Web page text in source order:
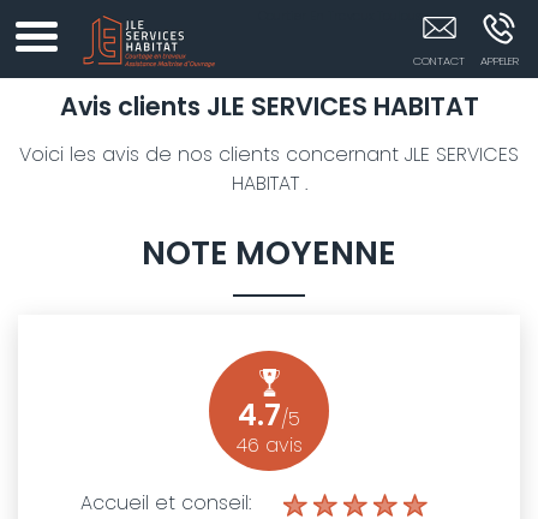
Courtier En Travaux Toulouse
Avis clients JLE SERVICES HABITAT
Voici les avis de nos clients concernant JLE SERVICES
HABITAT .
NOTE MOYENNE
4.7/5
46 avis
Accueil et conseil: